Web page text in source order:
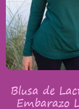
Blusa de
Embarazo